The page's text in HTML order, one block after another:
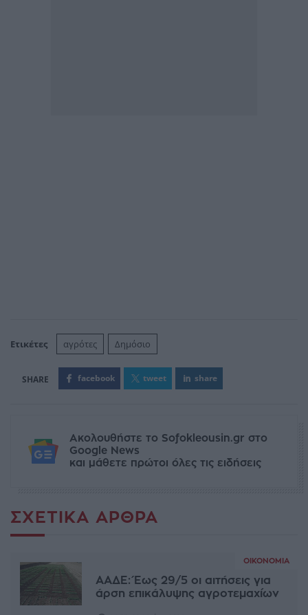
Ετικέτες αγρότες Δημόσιο
facebook tweet share
Ακολουθήστε το Sofokleousin.gr στο
Google News
και μάθετε πρώτοι όλες τις ειδήσεις
ΣΧΕΤΙΚΆ ΆΡΘΡΑ
ΟΙΚΟΝΟΜΊΑ
ΑΑΔΕ: Έως 29/5 οι αιτήσεις για
άρση επικάλυψης αγροτεμαχίων